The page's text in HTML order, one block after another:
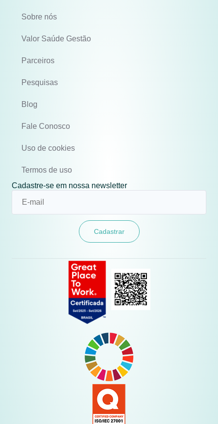
Sobre nós
Valor Saúde Gestão
Parceiros
Pesquisas
Blog
Fale Conosco
Uso de cookies
Termos de uso
Cadastre-se em nossa newsletter
Cadastrar